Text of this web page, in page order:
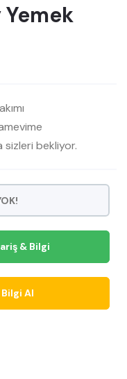
Yemek
sizleri bekliyor.
& Bilgi
Al